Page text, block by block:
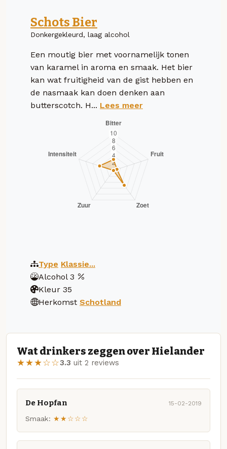
Schots Bier
Donkergekleurd, laag alcohol
Een moutig bier met voornamelijk tonen
van karamel in aroma en smaak. Het bier
kan wat fruitigheid van de gist hebben en
de nasmaak kan doen denken aan
butterscotch. H... Lees meer
Type Klassie...
Alcohol 3
Kleur 35
Herkomst Schotland
Wat drinkers zeggen over Hielander
★★★☆☆3.3 uit 2 reviews
De Hopfan 15-02-2019
Smaak: ★★☆☆☆